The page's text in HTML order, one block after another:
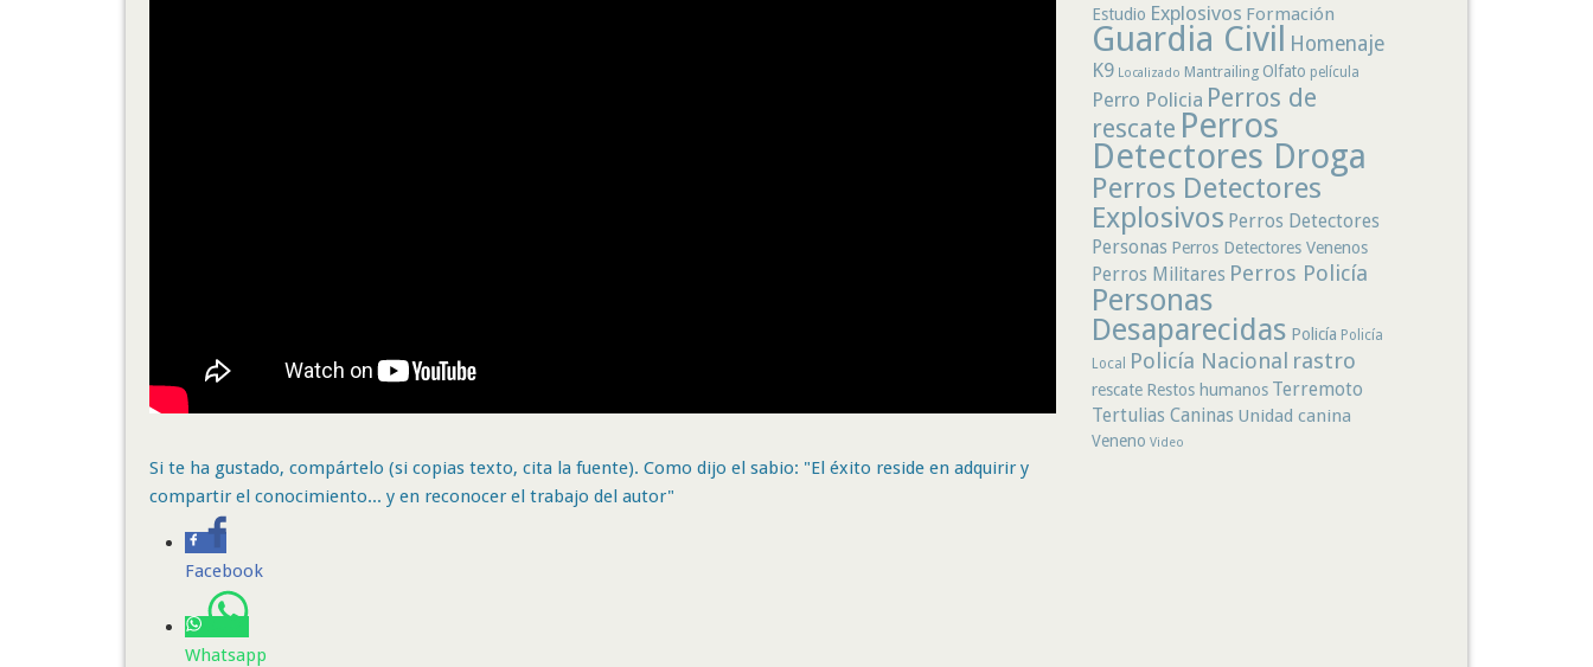
Si te ha gustado, compártelo (si copias texto, cita la fuente). Como dijo el sabio: "El éxito reside en adquirir y
compartir el conocimiento... y en reconocer el trabajo del autor"
Facebook
Whatsapp
Estudio Explosivos Formación
Guardia Civil
Homenaje
K9 Localizado Mantrailing Olfato película
Perro Policia Perros de
rescate Perros
Detectores Droga
Perros Detectores
Explosivos Perros Detectores
Personas Perros Detectores Venenos
Perros Militares Perros Policía
Personas
Desaparecidas Policía Policía
Local
Policía Nacional rastro
rescate Restos humanos Terremoto
Tertulias Caninas Unidad canina
Veneno Video